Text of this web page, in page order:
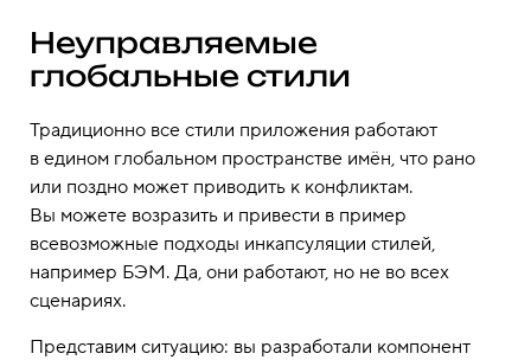
Неуправляемые
глобальные стили
Традиционно все стили приложения работают
в едином глобальном пространстве имён, что рано
или поздно может приводить к конфликтам.
Вы можете возразить и привести в пример
всевозможные подходы инкапсуляции стилей,
например БЭМ. Да, они работают, но не во всех
сценариях.
Представим ситуацию: вы разработали компонент